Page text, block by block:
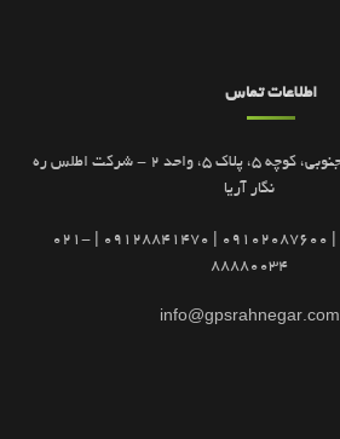
اطلاعات تماس
تهران، خیابان گاندی جنوبی، کوچه 5، پلاک 5، واحد 2 - شرکت اطلس ره
نگار آریا
09102087500 | 09102087600 | 09128841470 | 021-
88880034
info@gpsrahnegar.com